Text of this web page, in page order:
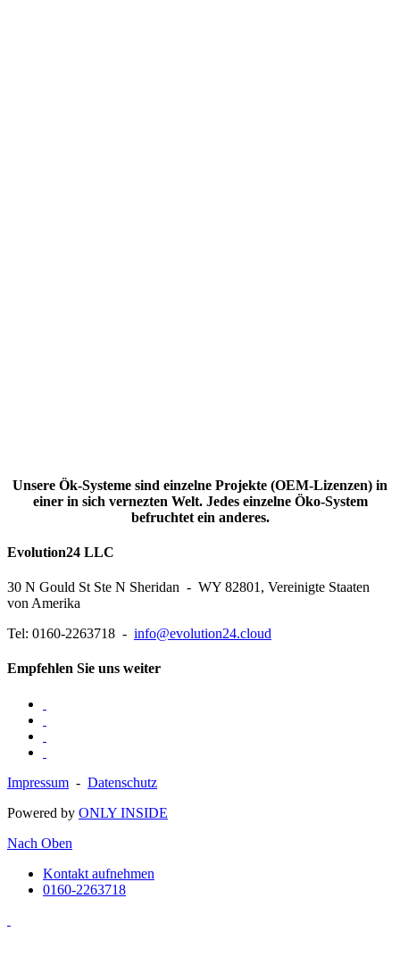
Unsere Ök-Systeme sind einzelne Projekte (OEM-Lizenzen) in
einer in sich vernezten Welt. Jedes einzelne Öko-System
befruchtet ein anderes.
Evolution24 LLC
30 N Gould St Ste N Sheridan - WY 82801, Vereinigte Staaten
von Amerika
Tel: 0160-2263718 - info@evolution24.cloud
Empfehlen Sie uns weiter
Impressum - Datenschutz
Powered by ONLY INSIDE
Nach Oben
Kontakt aufnehmen
0160-2263718